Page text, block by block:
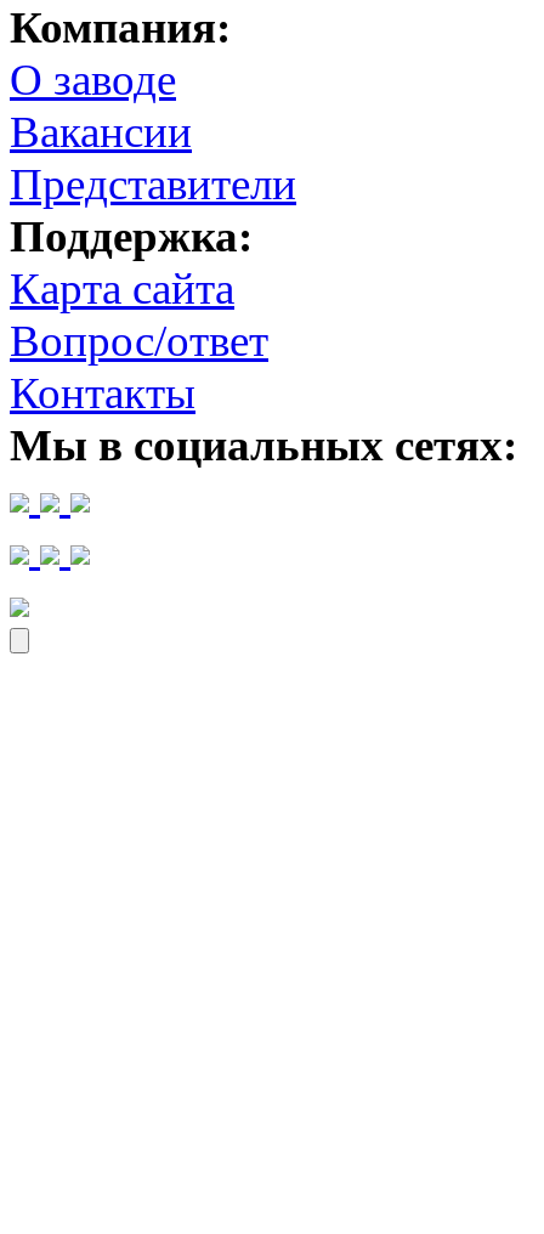
Компания:
О заводе
Вакансии
Представители
Поддержка:
Карта сайта
Вопрос/ответ
Контакты
Мы в социальных сетях: